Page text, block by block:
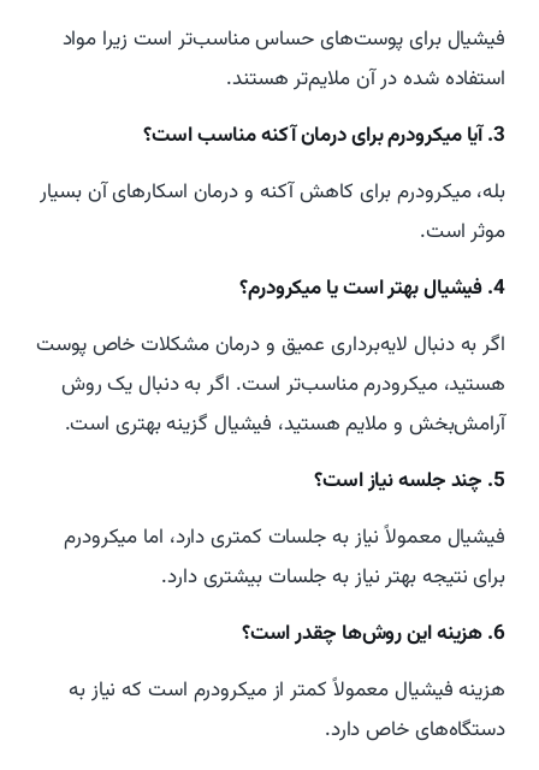
فیشیال برای پوست‌های حساس مناسب‌تر است زیرا مواد
استفاده شده در آن ملایم‌تر هستند.
3. آیا میکرودرم برای درمان آکنه مناسب است؟
بله، میکرودرم برای کاهش آکنه و درمان اسکارهای آن بسیار
موثر است.
4. فیشیال بهتر است یا میکرودرم؟
اگر به دنبال لایه‌برداری عمیق و درمان مشکلات خاص پوست
هستید، میکرودرم مناسب‌تر است. اگر به دنبال یک روش
آرامش‌بخش و ملایم هستید، فیشیال گزینه بهتری است.
5. چند جلسه نیاز است؟
فیشیال معمولاً نیاز به جلسات کمتری دارد، اما میکرودرم
برای نتیجه بهتر نیاز به جلسات بیشتری دارد.
6. هزینه این روش‌ها چقدر است؟
هزینه فیشیال معمولاً کمتر از میکرودرم است که نیاز به
دستگاه‌های خاص دارد.